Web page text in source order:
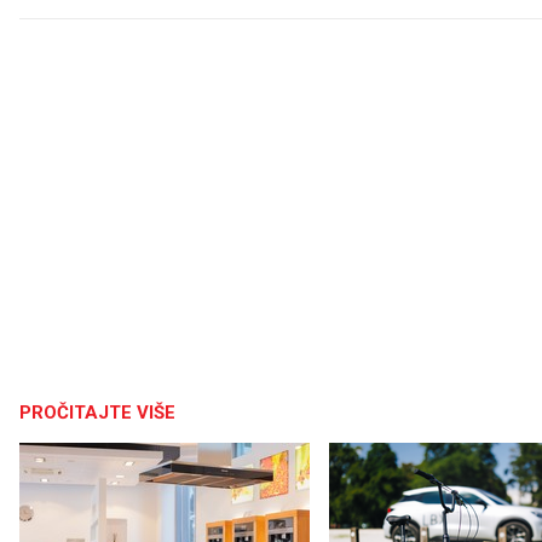
PROČITAJTE VIŠE